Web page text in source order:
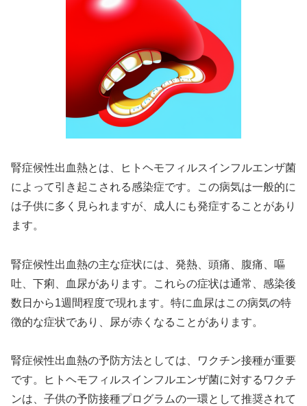
腎症候性出血熱とは、ヒトヘモフィルスインフルエンザ菌
によって引き起こされる感染症です。この病気は一般的に
は子供に多く見られますが、成人にも発症することがあり
ます。
腎症候性出血熱の主な症状には、発熱、頭痛、腹痛、嘔
吐、下痢、血尿があります。これらの症状は通常、感染後
数日から1週間程度で現れます。特に血尿はこの病気の特
徴的な症状であり、尿が赤くなることがあります。
腎症候性出血熱の予防方法としては、ワクチン接種が重要
です。ヒトヘモフィルスインフルエンザ菌に対するワクチ
ンは、子供の予防接種プログラムの一環として推奨されて